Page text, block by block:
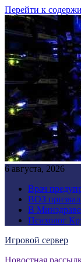
Перейти к
6 августа, 2026
Врач
ВОЗ
В Минздраве
Психолог
Игровой сервер
Новостная